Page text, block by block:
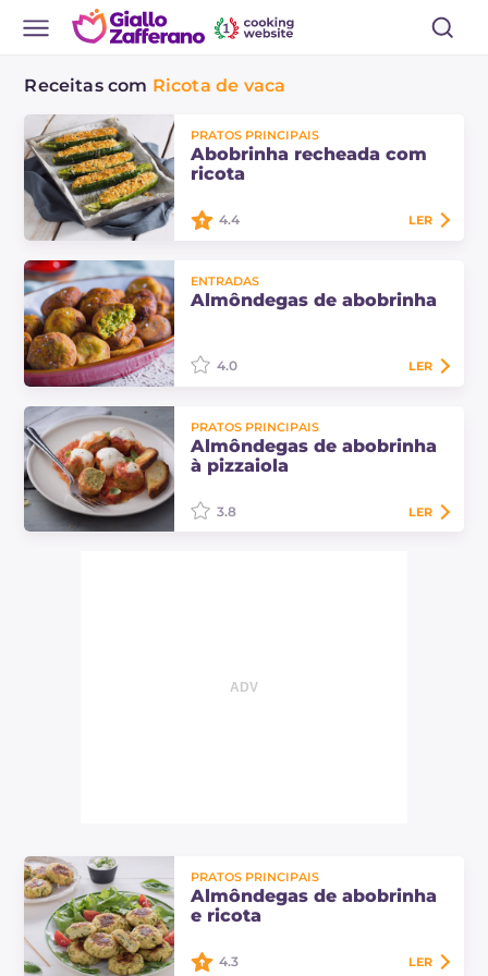
Receitas com Ricota de vaca
PRATOS PRINCIPAIS
Abobrinha recheada com
ricota
um prato principal vegetariano
com sabores primaveris. Descubra
4.4 LER
ENTRADAS
Almôndegas de abobrinha
petiscos dourados à base de
vegetais: crianças e adultos vão
competir para ver quem come
4.0 LER
PRATOS PRINCIPAIS
Almôndegas de abobrinha
à pizzaiola
3.8 LER
PRATOS PRINCIPAIS
Almôndegas de abobrinha
e ricota
4.3 LER